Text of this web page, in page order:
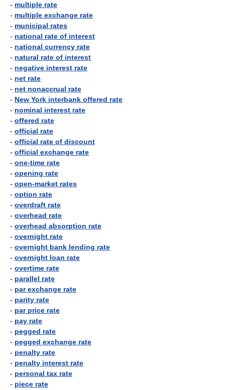
- multiple rate
- multiple exchange rate
- municipal rates
- national rate of interest
- national currency rate
- natural rate of interest
- negative interest rate
- net rate
- net nonaccrual rate
- New York interbank offered rate
- nominal interest rate
- offered rate
- official rate
- official rate of discount
- official exchange rate
- one-time rate
- opening rate
- open-market rates
- option rate
- overdraft rate
- overhead rate
- overhead absorption rate
- overnight rate
- overnight bank lending rate
- overnight loan rate
- overtime rate
- parallel rate
- par exchange rate
- parity rate
- par price rate
- pay rate
- pegged rate
- pegged exchange rate
- penalty rate
- penalty interest rate
- personal tax rate
- piece rate